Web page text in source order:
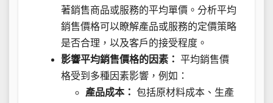
著銷售商品或服務的平均單價。分析平均
銷售價格可以瞭解產品或服務的定價策略
是否合理，以及客戶的接受程度。
影響平均銷售價格的因素： 平均銷售價
格受到多種因素影響，例如：
產品成本： 包括原材料成本、生產